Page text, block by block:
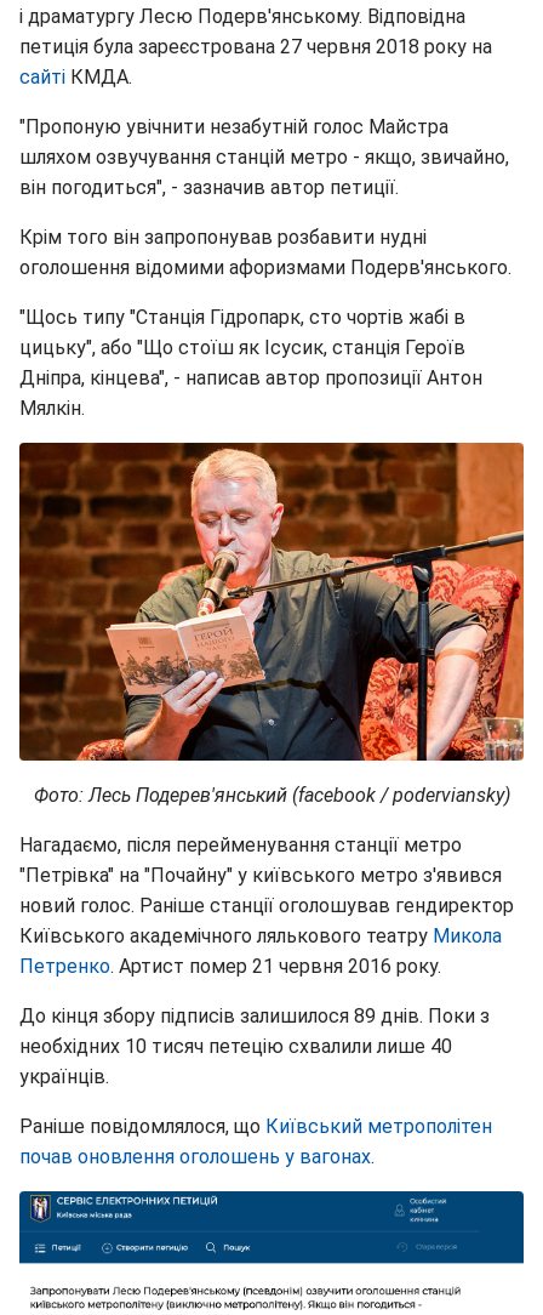
і драматургу Лесю Подерв'янському. Відповідна
петиція була зареєстрована 27 червня 2018 року на
сайті КМДА.
"Пропоную увічнити незабутній голос Майстра
шляхом озвучування станцій метро - якщо, звичайно,
він погодиться", - зазначив автор петиції.
Крім того він запропонував розбавити нудні
оголошення відомими афоризмами Подерв'янського.
"Щось типу "Станція Гідропарк, сто чортів жабі в
цицьку", або "Що стоїш як Ісусик, станція Героїв
Дніпра, кінцева", - написав автор пропозиції Антон
Мялкін.
Фото: Лесь Подерев'янський (facebook / poderviansky)
Нагадаємо, після перейменування станції метро
"Петрівка" на "Почайну" у київського метро з'явився
новий голос. Раніше станції оголошував гендиректор
Київського академічного лялькового театру Микола
Петренко. Артист помер 21 червня 2016 року.
До кінця збору підписів залишилося 89 днів. Поки з
необхідних 10 тисяч петецію схвалили лише 40
українців.
Раніше повідомлялося, що Київський метрополітен
почав оновлення оголошень у вагонах.